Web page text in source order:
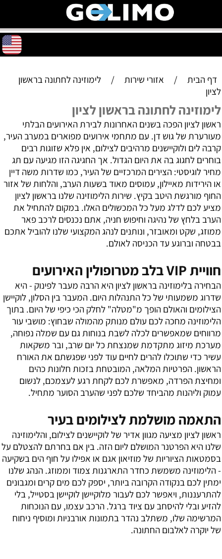
דף הבית / אזורי שירות /
לימוזינה לחתונה בראשון
לציון
לימוזינה לחתונה בראשון לציון
ראשון לציון הפכה בשנים האחרונות לבירת האירועים הבלתי
מעורערת של גוש דן. עם מתחמי אירועים מפוארים במערב העיר,
קרבה לים ולוקיישנים מרהיבים לצילום, אין פלא שזוגות רבים
בוחרים לחגוג בה את היום הגדול. אך החגיגה הזו מגיעה עם תג
מחיר לוגיסטי: הצירים המרכזיים של העיר, כמו שדרות משה דיין
או הירידות מאיילון, עמוסים מאוד בשעות הערב, והלחות של אזור
החוף מורגשת היטב בקיץ. שירות הלימוזינה שלנו בראשון לציון
מציע לכם לדלג מעל כל המכשולים האלו. במקום להתחיל את
הערב בלחץ של נהיגה וחיפוש חניה, אתם נכנסים לרכב פאר
ממוזג, שקט ומאובזר, ונותנים לנהג המקצועי שלנו להוביל אתכם
בבטחה וברוגע עד הכניסה לאולם.
חוויית VIP בלב מטרופולין האירועים
הבחירה בלימוזינה בראשון לציון היא הרבה מעבר לפינוק - היא
שדרוג משמעותי של כל התנהלות היום. המעבר בין הסלון, לוקיישן
הצילומים והאולם הופך מ"מטלה" לחלק הכי כיפי של היום. בתוך
הלימוזינה מחכה לכם עולם מנותק מהמולה שבחוץ: מושבי עור
מרווחים שמאפשרים לכלה לשבת בנוחות גם עם שמלה נפוחה,
מערכת מיזוג מתקדמת שמנצחת כל יום שרב, ובר משקאות
עשיר כדי שתוכלו להרים לחיים עוד לפני שפגשתם את האורח
הראשון. הפרטיות המלאה, המובטחת בזכות חלונות כהים
ומחיצת הפרדה, מאפשרת לכם לקחת רגע לעצמכם, לנשום
עמוק וליהנות מהביחד שלכם לפני שהערב הסוער מתחיל.
התאמה מושלמת לצילומים בעיר
ראשון לציון מציעה מגוון אדיר של לוקיישנים לצילום, והלימוזינה
שלנו היא הפרטנר המושלם ליום הזה. בין אם בחרתם להצטלם על
בסמטאות הציוריות של מוזיאון אגם או אפילו על חוף הים בשקיעה
- הלימוזינה משמשת כחדר התארגנות צמוד וממוזג. הנהג שלנו
ימתין לכם בנקודה הקרובה ביותר, יספק לכם מים קרים ומגבונים
להתרעננות, ויאפשר לכם לעבור מלוקיישן לוקיישן בסטייל, בלי
להזיע ובלי להיסחב עם ציוד ברגל. הרכב עצמו, עם הנוכחות
המרשימה שלו, משתלב נהדר בתמונות אורבניות ומוסיף ניחוח
של יוקרה לאלבום החתונה.